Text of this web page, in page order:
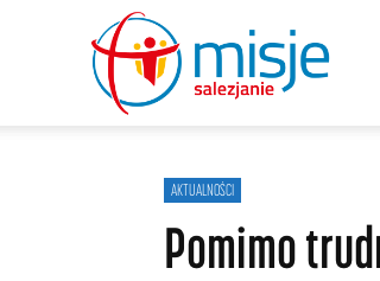
AKTUALNOŚCI
Pomimo